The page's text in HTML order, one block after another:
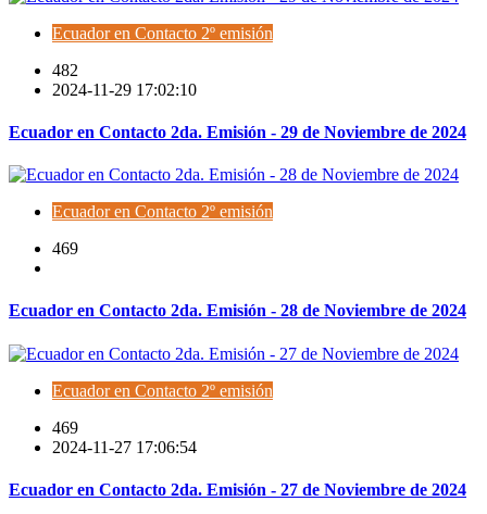
Ecuador en Contacto 2º emisión
482
2024-11-29 17:02:10
Ecuador en Contacto 2da. Emisión - 29 de Noviembre de 2024
Ecuador en Contacto 2º emisión
469
Ecuador en Contacto 2da. Emisión - 28 de Noviembre de 2024
Ecuador en Contacto 2º emisión
469
2024-11-27 17:06:54
Ecuador en Contacto 2da. Emisión - 27 de Noviembre de 2024